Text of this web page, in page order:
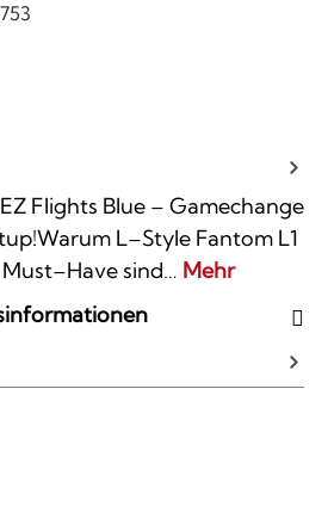
Flights Blue – Gamechange
L–Style Fantom L1
sind… Mehr